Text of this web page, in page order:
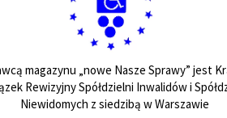
magazynu „nowe Nasze Sprawy” jest
Rewizyjny Spółdzielni Inwalidów i
Niewidomych z siedzibą w Warszawie